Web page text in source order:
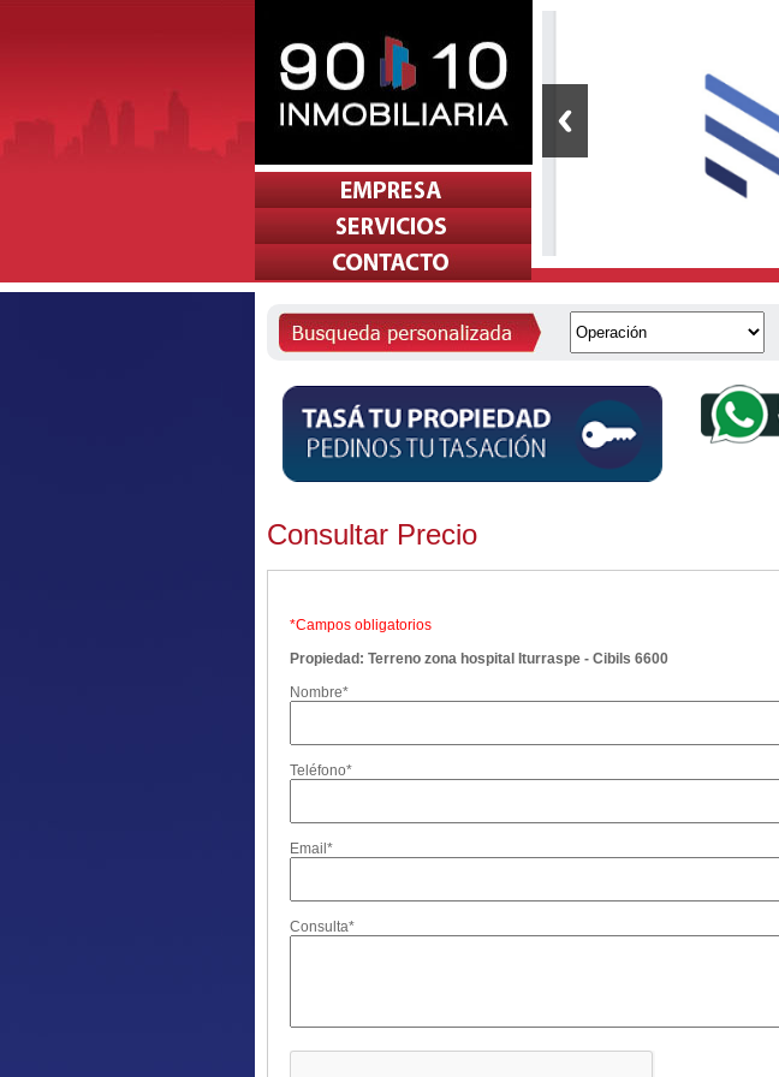
Consultar Precio
*Campos obligatorios
Propiedad: Terreno zona hospital Iturraspe - Cibils 6600
Nombre*
Teléfono*
Email*
Consulta*